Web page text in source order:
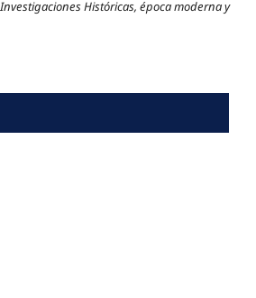
Investigaciones Históricas, época moderna y